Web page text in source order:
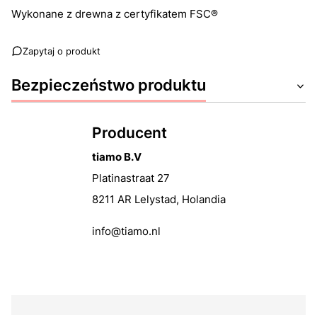
Wykonane z drewna z certyfikatem FSC®
Zapytaj o produkt
Bezpieczeństwo produktu
Producent
tiamo B.V
Platinastraat 27
8211 AR Lelystad, Holandia
info@tiamo.nl